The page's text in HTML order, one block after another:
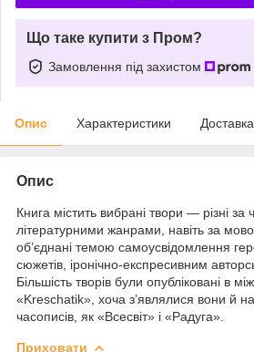
Що таке купити з Пром?
Замовлення під захистом
Опис Характеристики Доставка
Опис
Книга містить вибрані твори — різні
літературними жанрами, навіть за
об’єднані темою самоусвідомлення
сюжетів, іронічно-експресивним
Більшість творів були опубліковані в
«Kreschatik», хоча з’являлися вони й на
часописів, як «Всесвіт» і «Радуга».
Приховати